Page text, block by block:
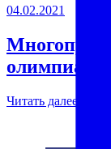
04.02.2021
олимпиада
Читать далее →